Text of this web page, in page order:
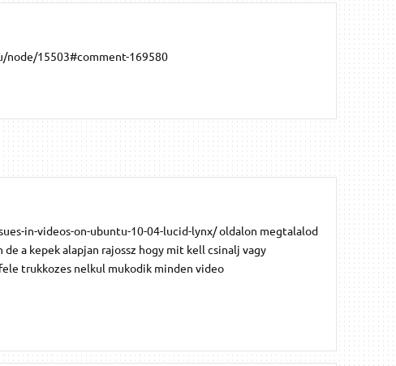
node/15503#comment-169580
in-videos-on-ubuntu-10-04-lucid-lynx/ oldalon megtalalod
a kepek alapjan rajossz hogy mit kell csinalj vagy
trukkozes nelkul mukodik minden video